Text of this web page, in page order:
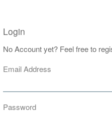
Login
No Account yet? Feel free to
Email Address
Password